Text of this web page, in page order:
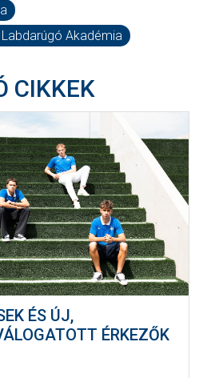
Akadémia
CIKKEK
ÉS ÚJ,
ÉRKEZŐK